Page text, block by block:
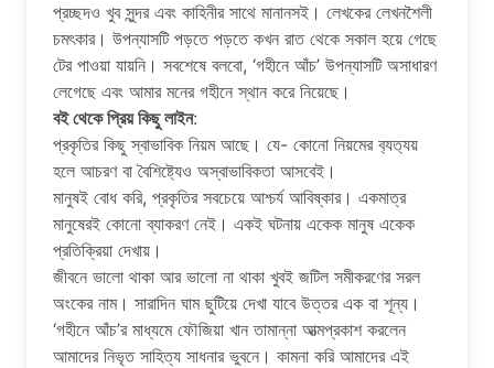
প্রচ্ছদও খুব সুন্দর এবং কাহিনীর সাথে মানানসই। লেখকের লেখনশৈলী
চমৎকার। উপন্যাসটি পড়তে পড়তে কখন রাত থেকে সকাল হয়ে গেছে
টের পাওয়া যায়নি। সবশেষে বলবো, ‘গহীনে আঁচ’ উপন্যাসটি অসাধারণ
লেগেছে এবং আমার মনের গহীনে স্থান করে নিয়েছে।
বই থেকে প্রিয় কিছু লাইন:
প্রকৃতির কিছু স্বাভাবিক নিয়ম আছে। যে- কোনো নিয়মের ব‍্যত‍্যয়
হলে আচরণ বা বৈশিষ্ট্যেও অস্বাভাবিকতা আসবেই।
মানুষই বোধ করি, প্রকৃতির সবচেয়ে আশ্চর্য আবিষ্কার। একমাত্র
মানুষেরই কোনো ব্যাকরণ নেই। একই ঘটনায় একেক মানুষ একেক
প্রতিক্রিয়া দেখায়।
জীবনে ভালো থাকা আর ভালো না থাকা খুবই জটিল সমীকরণের সরল
অংকের নাম। সারাদিন ঘাম ছুটিয়ে দেখা যাবে উত্তর এক বা শূন্য।
‘গহীনে আঁচ’র মাধ্যমে ফৌজিয়া খান তামান্না আত্মপ্রকাশ করলেন
আমাদের নিভৃত সাহিত্য সাধনার ভুবনে। কামনা করি আমাদের এই